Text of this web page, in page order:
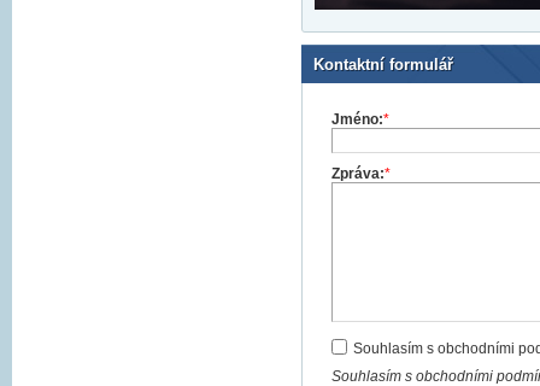
Kontaktní formulář
Jméno:*
Zpráva:*
Souhlasím s obchodními
Souhlasím s obchodními